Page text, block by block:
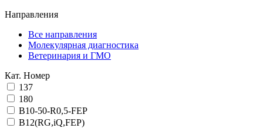
Направления
Все направления
Молекулярная диагностика
Ветеринария и ГМО
Кат. Номер
137
180
B10-50-R0,5-FEP
B12(RG,iQ,FEP)